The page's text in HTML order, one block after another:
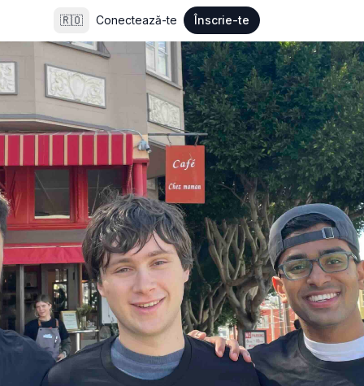
🇷🇴 Conectează-te Înscrie-te